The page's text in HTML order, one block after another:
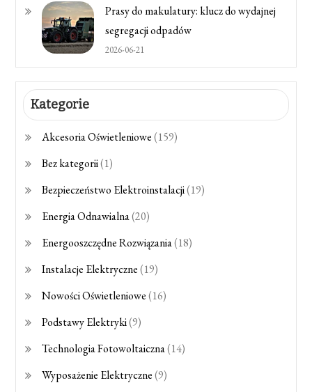
Prasy do makulatury: klucz do wydajnej
segregacji odpadów
2026-06-21
Kategorie
Akcesoria Oświetleniowe(159)
Bez kategorii(1)
Bezpieczeństwo Elektroinstalacji(19)
Energia Odnawialna(20)
Energooszczędne Rozwiązania(18)
Instalacje Elektryczne(19)
Nowości Oświetleniowe(16)
Podstawy Elektryki(9)
Technologia Fotowoltaiczna(14)
Wyposażenie Elektryczne(9)